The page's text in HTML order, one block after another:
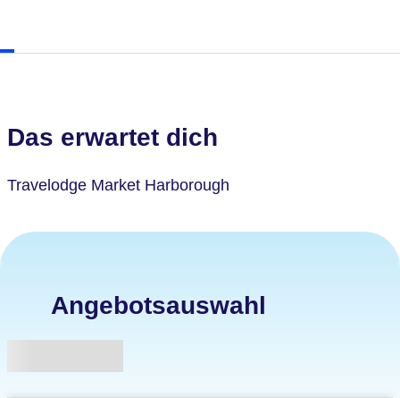
Das erwartet dich
Travelodge Market Harborough
Angebotsauswahl